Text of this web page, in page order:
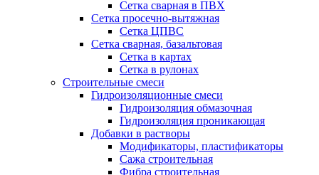
Сетка сварная в ПВХ
Сетка просечно-вытяжная
Сетка ЦПВС
Сетка сварная, базальтовая
Сетка в картах
Сетка в рулонах
Строительные смеси
Гидроизоляционные смеси
Гидроизоляция обмазочная
Гидроизоляция проникающая
Добавки в растворы
Модификаторы, пластификаторы
Сажа строительная
Фибра строительная